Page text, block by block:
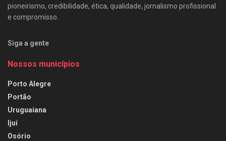
pioneirismo, credibilidade, ética, qualidade, jornalismo profissional
e compromisso.
Siga a gente
Nossos municípios
Porto Alegre
Portão
Uruguaiana
Ijuí
Osório